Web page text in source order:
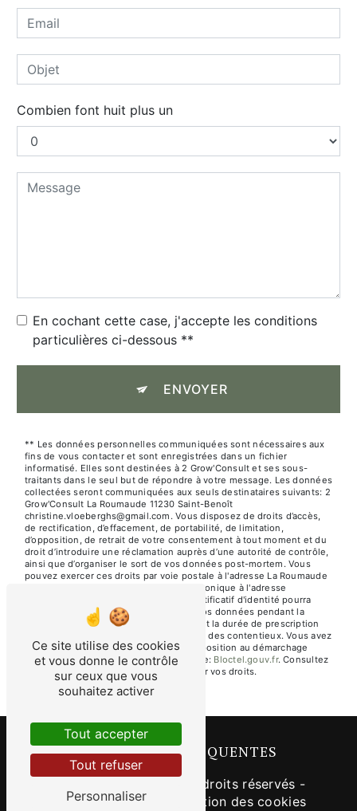
Combien font huit plus un
En cochant cette case, j'accepte les conditions
particulières ci-dessous **
ENVOYER
** Les données personnelles communiquées sont nécessaires aux
fins de vous contacter et sont enregistrées dans un fichier
informatisé. Elles sont destinées à 2 Grow'Consult et ses sous-
traitants dans le seul but de répondre à votre message. Les données
collectées seront communiquées aux seuls destinataires suivants: 2
Grow'Consult La Roumaude 11230 Saint-Benoît
christine.vloeberghs@gmail.com. Vous disposez de droits d’accès,
de rectification, d’effacement, de portabilité, de limitation,
d’opposition, de retrait de votre consentement à tout moment et du
droit d’introduire une réclamation auprès d’une autorité de contrôle,
ainsi que d’organiser le sort de vos données post-mortem. Vous
pouvez exercer ces droits par voie postale à l'adresse La Roumaude
11230 Saint-Benoît ou par courrier électronique à l'adresse
christine.vloeberghs@gmail.com. Un justificatif d'identité pourra
vous être demandé. Nous conservons vos données pendant la
période de prise de contact puis pendant la durée de prescription
légale aux fins probatoires et de gestion des contentieux. Vous avez
le droit de vous inscrire sur la liste d'opposition au démarchage
téléphonique, disponible à cette adresse:
Bloctel.gouv.fr. Consultez
le site cnil.fr pour plus d’informations sur vos droits.
RECHERCHES FRÉQUENTES
- 2026 - Tous droits réservés -
Mentions légales
Gestion des cookies
Ce site utilise des cookies
et vous donne le contrôle
sur ceux que vous
souhaitez activer
Tout accepter
Tout refuser
Personnaliser